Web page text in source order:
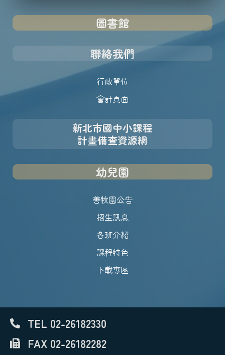
圖書館
聯絡我們
行政單位
會計頁面
新北市國中小課程
計畫備查資源網
幼兒園
善牧園公告
招生訊息
各班介紹
課程特色
下載專區
TEL 02-26182330
FAX 02-26182282